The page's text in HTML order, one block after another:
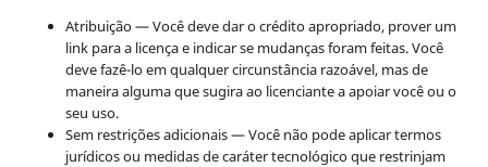
Atribuição — Você deve dar o crédito apropriado, prover um
link para a licença e indicar se mudanças foram feitas. Você
deve fazê-lo em qualquer circunstância razoável, mas de
maneira alguma que sugira ao licenciante a apoiar você ou o
seu uso.
Sem restrições adicionais — Você não pode aplicar termos
jurídicos ou medidas de caráter tecnológico que restrinjam